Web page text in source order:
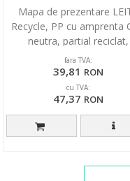
Mapa de prezentare
Recycle, PP cu amprenta
neutra, partial reciclat,
reciclabil, A4, 40 de
fara TVA:
39,81 RON
cu TVA:
47,37 RON